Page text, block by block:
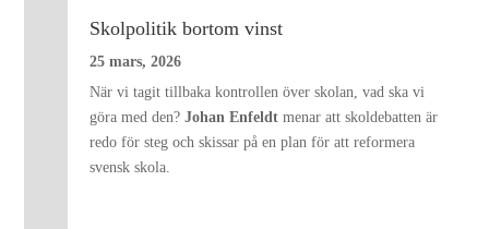
Skolpolitik bortom vinst
25 mars, 2026
När vi tagit tillbaka kontrollen över skolan, vad ska vi
göra med den? Johan Enfeldt menar att skoldebatten är
redo för steg och skissar på en plan för att reformera
svensk skola.